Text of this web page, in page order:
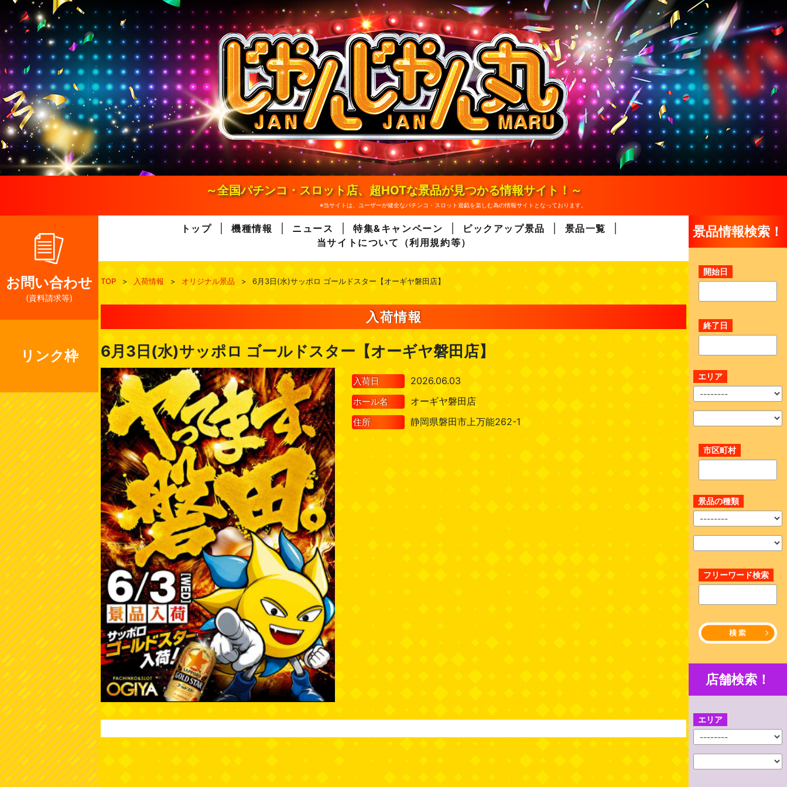
n
e
n
～全国パチンコ・スロット店、超HOTな景品が見つかる情報サイト！～
※当サイトは、ユーザーが健全なパチンコ・スロット遊戯を楽しむ為の情報サイトとなっております。
お問い合わせ
(資料請求等)
リンク枠
トップ 機種情報 ニュース 特集&キャンペーン ピックアップ景品
景品一覧
当サイトについて（利用規約等）
TOP > 入荷情報 > オリジナル景品 > 6月3日(水)サッポロ ゴールドスター【オーギヤ磐田店】
入荷情報
6月3日(水)サッポロ ゴールドスター【オーギヤ磐田店】
入荷日 2026.06.03
ホール名 オーギヤ磐田店
住所 静岡県磐田市上万能262-1
景品情報検索！
開始日
終了日
エリア
市区町村
景品の種類
フリーワード検索
店舗検索！
エリア